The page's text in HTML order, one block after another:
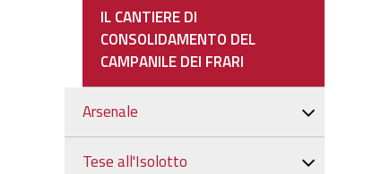
IL CANTIERE DI
CONSOLIDAMENTO DEL
CAMPANILE DEI FRARI
Arsenale
Tese all'Isolotto